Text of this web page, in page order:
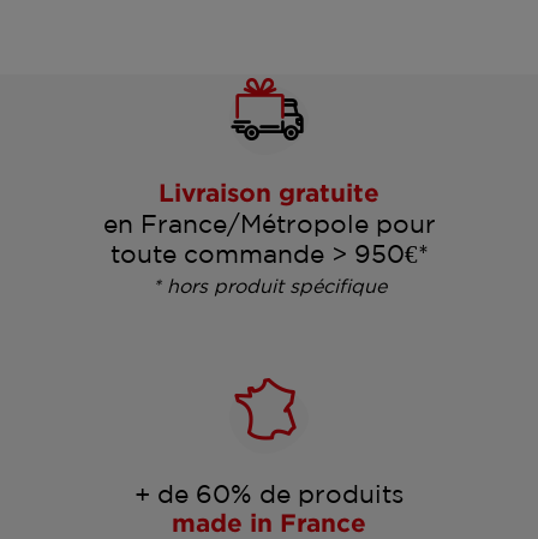
Livraison gratuite
en France/Métropole pour
toute commande > 950€*
* hors produit spécifique
+ de 60% de produits
made in France